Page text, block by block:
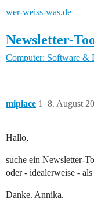
wer-weiss-was.de
Newsletter-
Computer: Software &
mipiace 8. August
1
Hallo,
suche ein Newsletter-
oder - idealerweise -
Danke. Annika.